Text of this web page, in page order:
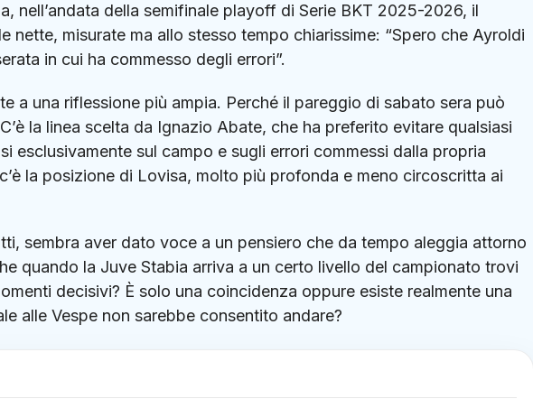
, nell’andata della semifinale playoff di Serie BKT 2025-2026, il
nette, misurate ma allo stesso tempo chiarissime: “Spero che Ayroldi
in cui ha commesso degli errori”.
a una riflessione più ampia. Perché il pareggio di sabato sera può
la linea scelta da Ignazio Abate, che ha preferito evitare qualsiasi
esclusivamente sul campo e sugli errori commessi dalla propria
la posizione di Lovisa, molto più profonda e meno circoscritta ai
sembra aver dato voce a un pensiero che da tempo aleggia attorno
quando la Juve Stabia arriva a un certo livello del campionato trovi
decisivi? È solo una coincidenza oppure esiste realmente una
alle Vespe non sarebbe consentito andare?